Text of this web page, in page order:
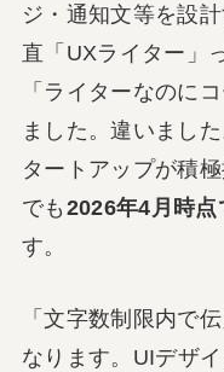
ジ・通知文等を設
直「UXライター」
「ライターなのに
ました。違いまし
タートアップが積
でも 2026年4月時
す。
「文字数制限内で
なります。UIデザ